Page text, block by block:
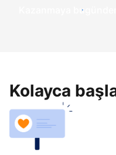
Kazanmaya
Kolayca